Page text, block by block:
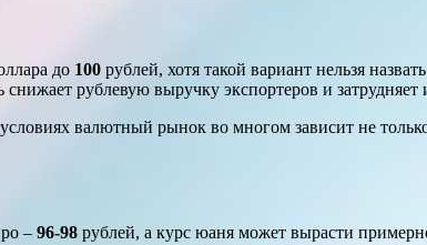
до 100 рублей, хотя такой вариант нельзя
рублевую выручку экспортеров и затрудняет
валютный рынок во многом зависит не
– 96-98 рублей, а курс юаня может вырасти